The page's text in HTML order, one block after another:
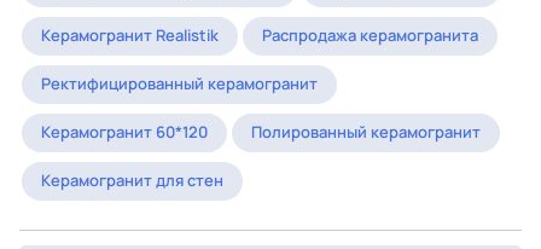
Керамогранит Realistik Распродажа керамогранита
Ректифицированный керамогранит
Керамогранит 60*120 Полированный керамогранит
Керамогранит для стен